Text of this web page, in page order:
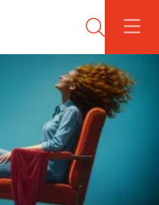
Cerca